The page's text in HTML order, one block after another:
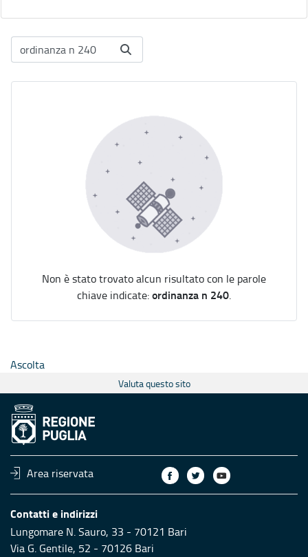
Non è stato trovato alcun risultato con le parole
chiave indicate:ordinanza n 240.
Ascolta
Valuta questo sito
Area riservata
Contatti e indirizzi
Lungomare N. Sauro, 33 - 70121 Bari
Via G. Gentile, 52 - 70126 Bari